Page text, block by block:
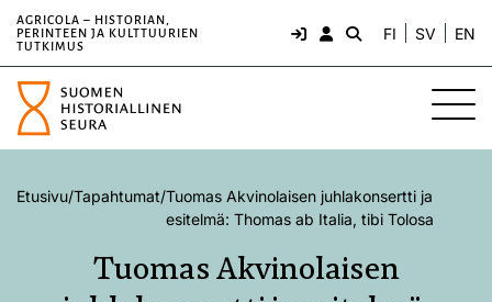
AGRICOLA – HISTORIAN,
PERINTEEN JA KULTTUURIEN
TUTKIMUS
FI SV EN
Etusivu/Tapahtumat/Tuomas Akvinolaisen juhlakonsertti ja
esitelmä: Thomas ab Italia, tibi Tolosa
Tuomas Akvinolaisen